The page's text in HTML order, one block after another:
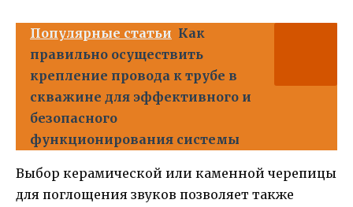
Популярные статьи Как
правильно осуществить
крепление провода к трубе в
скважине для эффективного и
безопасного
функционирования системы
Выбор керамической или каменной черепицы
для поглощения звуков позволяет также